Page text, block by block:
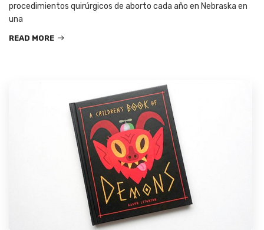
procedimientos quirúrgicos de aborto cada año en Nebraska en
una
READ MORE